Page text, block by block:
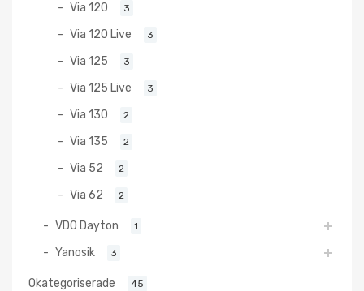
Via 120 3
Via 120 Live 3
Via 125 3
Via 125 Live 3
Via 130 2
Via 135 2
Via 52 2
Via 62 2
VDO Dayton 1
Yanosik 3
Okategoriserade 45